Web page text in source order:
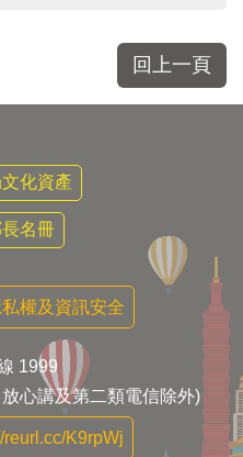
回上一頁
化資產
名冊
私權及資訊安全
1999
心講及第二類電信除外)
reurl.cc/K9rpWj